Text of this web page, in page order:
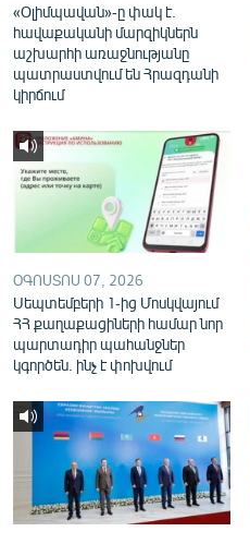
«Ազատության» բոլոր
«Օլիմպավան»-ը փակ է.
հավաքականի մարզիկներն
աշխարհի առաջնությանը
պատրաստվում են Հրազդանի
կիրճում
ՕԳՈՍՏՈՍ 07, 2026
Սեպտեմբերի 1-ից Մոսկվայում
ՀՀ քաղաքացիների համար նոր
պարտադիր պահանջներ
կգործեն. ինչ է փոխվում